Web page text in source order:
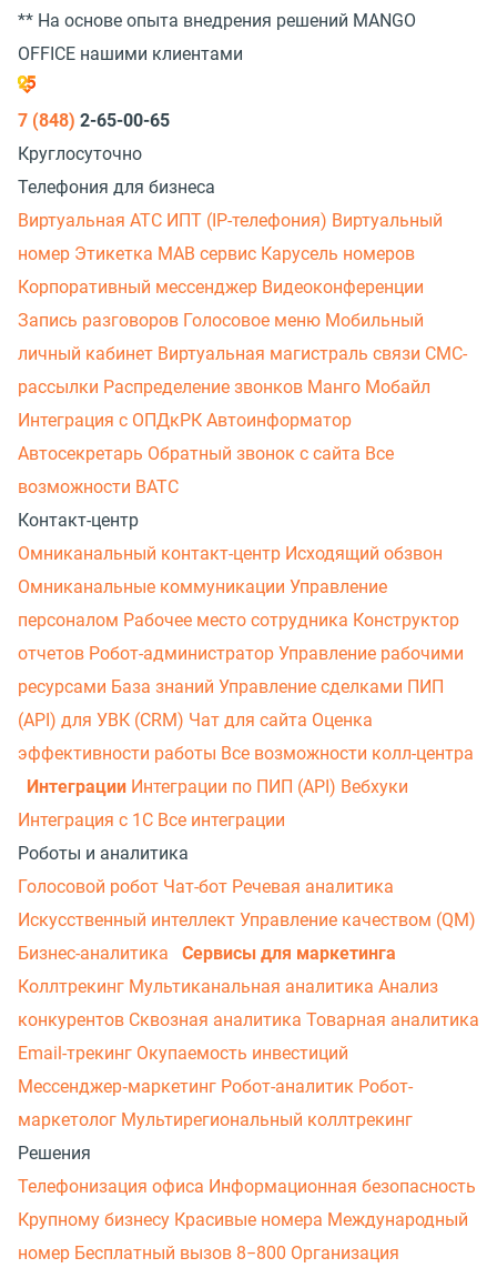
** На основе опыта внедрения решений MANGO
OFFICE нашими клиентами
7 (848) 2-65-00-65
Круглосуточно
Телефония для бизнеса
Виртуальная АТС ИПТ (IP-телефония) Виртуальный
номер Этикетка МАВ сервис Карусель номеров
Корпоративный мессенджер Видеоконференции
Запись разговоров Голосовое меню Мобильный
личный кабинет Виртуальная магистраль связи СМС-
рассылки Распределение звонков Манго Мобайл
Интеграция с ОПДкРК Автоинформатор
Автосекретарь Обратный звонок с сайта Все
возможности ВАТС
Контакт-центр
Омниканальный контакт-центр Исходящий обзвон
Омниканальные коммуникации Управление
персоналом Рабочее место сотрудника Конструктор
отчетов Робот-администратор Управление рабочими
ресурсами База знаний Управление сделками ПИП
(API) для УВК (CRM) Чат для сайта Оценка
эффективности работы Все возможности колл-центра
Интеграции Интеграции по ПИП (API) Вебхуки
Интеграция с 1С Все интеграции
Роботы и аналитика
Голосовой робот Чат-бот Речевая аналитика
Искусственный интеллект Управление качеством (QM)
Бизнес-аналитика
Сервисы для маркетинга
Коллтрекинг Мультиканальная аналитика Анализ
конкурентов Сквозная аналитика Товарная аналитика
Email-трекинг Окупаемость инвестиций
Мессенджер‑маркетинг Робот-аналитик Робот-
маркетолог Мультирегиональный коллтрекинг
Решения
Телефонизация офиса Информационная безопасность
Крупному бизнесу Красивые номера Международный
номер Бесплатный вызов 8−800 Организация